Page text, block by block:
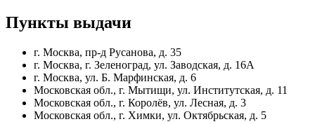
Пункты выдачи
г. Москва, пр-д Русанова, д. 35
г. Москва, г. Зеленоград, ул. Заводская, д. 16А
г. Москва, ул. Б. Марфинская, д. 6
Московская обл., г. Мытищи, ул. Институтская, д. 11
Московская обл., г. Королёв, ул. Лесная, д. 3
Московская обл., г. Химки, ул. Октябрьская, д. 5